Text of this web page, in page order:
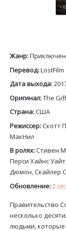
Жанр:
Перевод:LostFilm
Дата выхода:
Оригинал:The
Страна:США
Режиссер:Скотт
МакНил
В ролях:Стивен
Перси Хайнс
Дюмон, Скайлер
Обновление:2
Правительство
несколько
людьми,